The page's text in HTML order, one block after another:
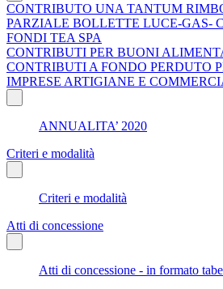
CONTRIBUTO UNA TANTUM
PARZIALE BOLLETTE LUCE-GAS-
FONDI TEA SPA
CONTRIBUTI PER BUONI
CONTRIBUTI A FONDO PERDUTO
IMPRESE ARTIGIANE E
ANNUALITA’ 2020
Criteri e modalità
Criteri e modalità
Atti di concessione
Atti di concessione - in formato